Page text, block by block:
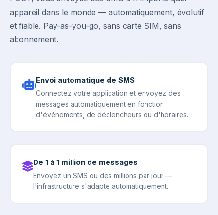
appareil dans le monde — automatiquement, évolutif
et fiable. Pay-as-you-go, sans carte SIM, sans
abonnement.
Envoi automatique de SMS
Connectez votre application et envoyez des
messages automatiquement en fonction
d'événements, de déclencheurs ou d'horaires.
De 1 à 1 million de messages
Envoyez un SMS ou des millions par jour —
l'infrastructure s'adapte automatiquement.